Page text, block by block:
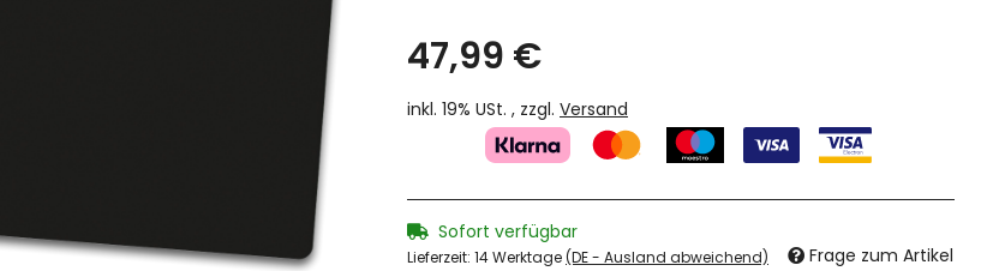
47,99 €
inkl. 19% USt. , zzgl. Versand
Sofort verfügbar
Lieferzeit: 14 Werktage(DE - Ausland abweichend) Frage zum Artikel